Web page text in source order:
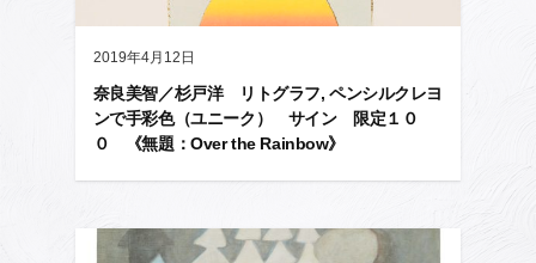
2019年4月12日
奈良美智／杉戸洋 リトグラフ, ペンシルクレヨ
ンで手彩色（ユニーク） サイン 限定１０
０ 《無題：Over the Rainbow》